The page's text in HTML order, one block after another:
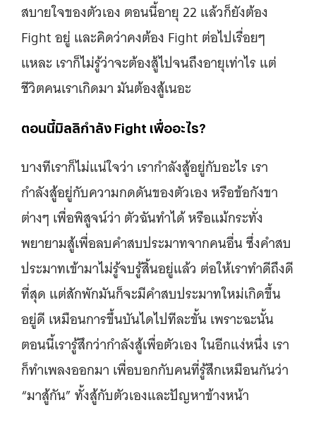
สบายใจของตัวเอง ตอนนี้อายุ 22 แล้วก็ยังต้อง
Fight อยู่ และคิดว่าคงต้อง Fight ต่อไปเรื่อยๆ
แหละ เราก็ไม่รู้ว่าจะต้องสู้ไปจนถึงอายุเท่าไร แต่
ชีวิตคนเราเกิดมา มันต้องสู้เนอะ
ตอนนี้มิลลิกำลัง Fight เพื่ออะไร?
บางทีเราก็ไม่แน่ใจว่า เรากำลังสู้อยู่กับอะไร เรา
กำลังสู้อยู่กับความกดดันของตัวเอง หรือข้อกังขา
ต่างๆ เพื่อพิสูจน์ว่า ตัวฉันทำได้ หรือแม้กระทั่ง
พยายามสู้เพื่อลบคำสบประมาทจากคนอื่น ซึ่งคำสบ
ประมาทเข้ามาไม่รู้จบรู้สิ้นอยู่แล้ว ต่อให้เราทำดีถึงดี
ที่สุด แต่สักพักมันก็จะมีคำสบประมาทใหม่เกิดขึ้น
อยู่ดี เหมือนการขึ้นบันไดไปทีละขั้น เพราะฉะนั้น
ตอนนี้เรารู้สึกว่ากำลังสู้เพื่อตัวเอง ในอีกแง่หนึ่ง เรา
ก็ทำเพลงออกมา เพื่อบอกกับคนที่รู้สึกเหมือนกันว่า
“มาสู้กัน” ทั้งสู้กับตัวเองและปัญหาข้างหน้า